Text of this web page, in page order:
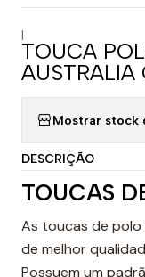
|
TOUCA
AUSTRALIA
Mostrar stock
DESCRIÇÃO
TOUCAS
As toucas de
de melhor
Possuem um